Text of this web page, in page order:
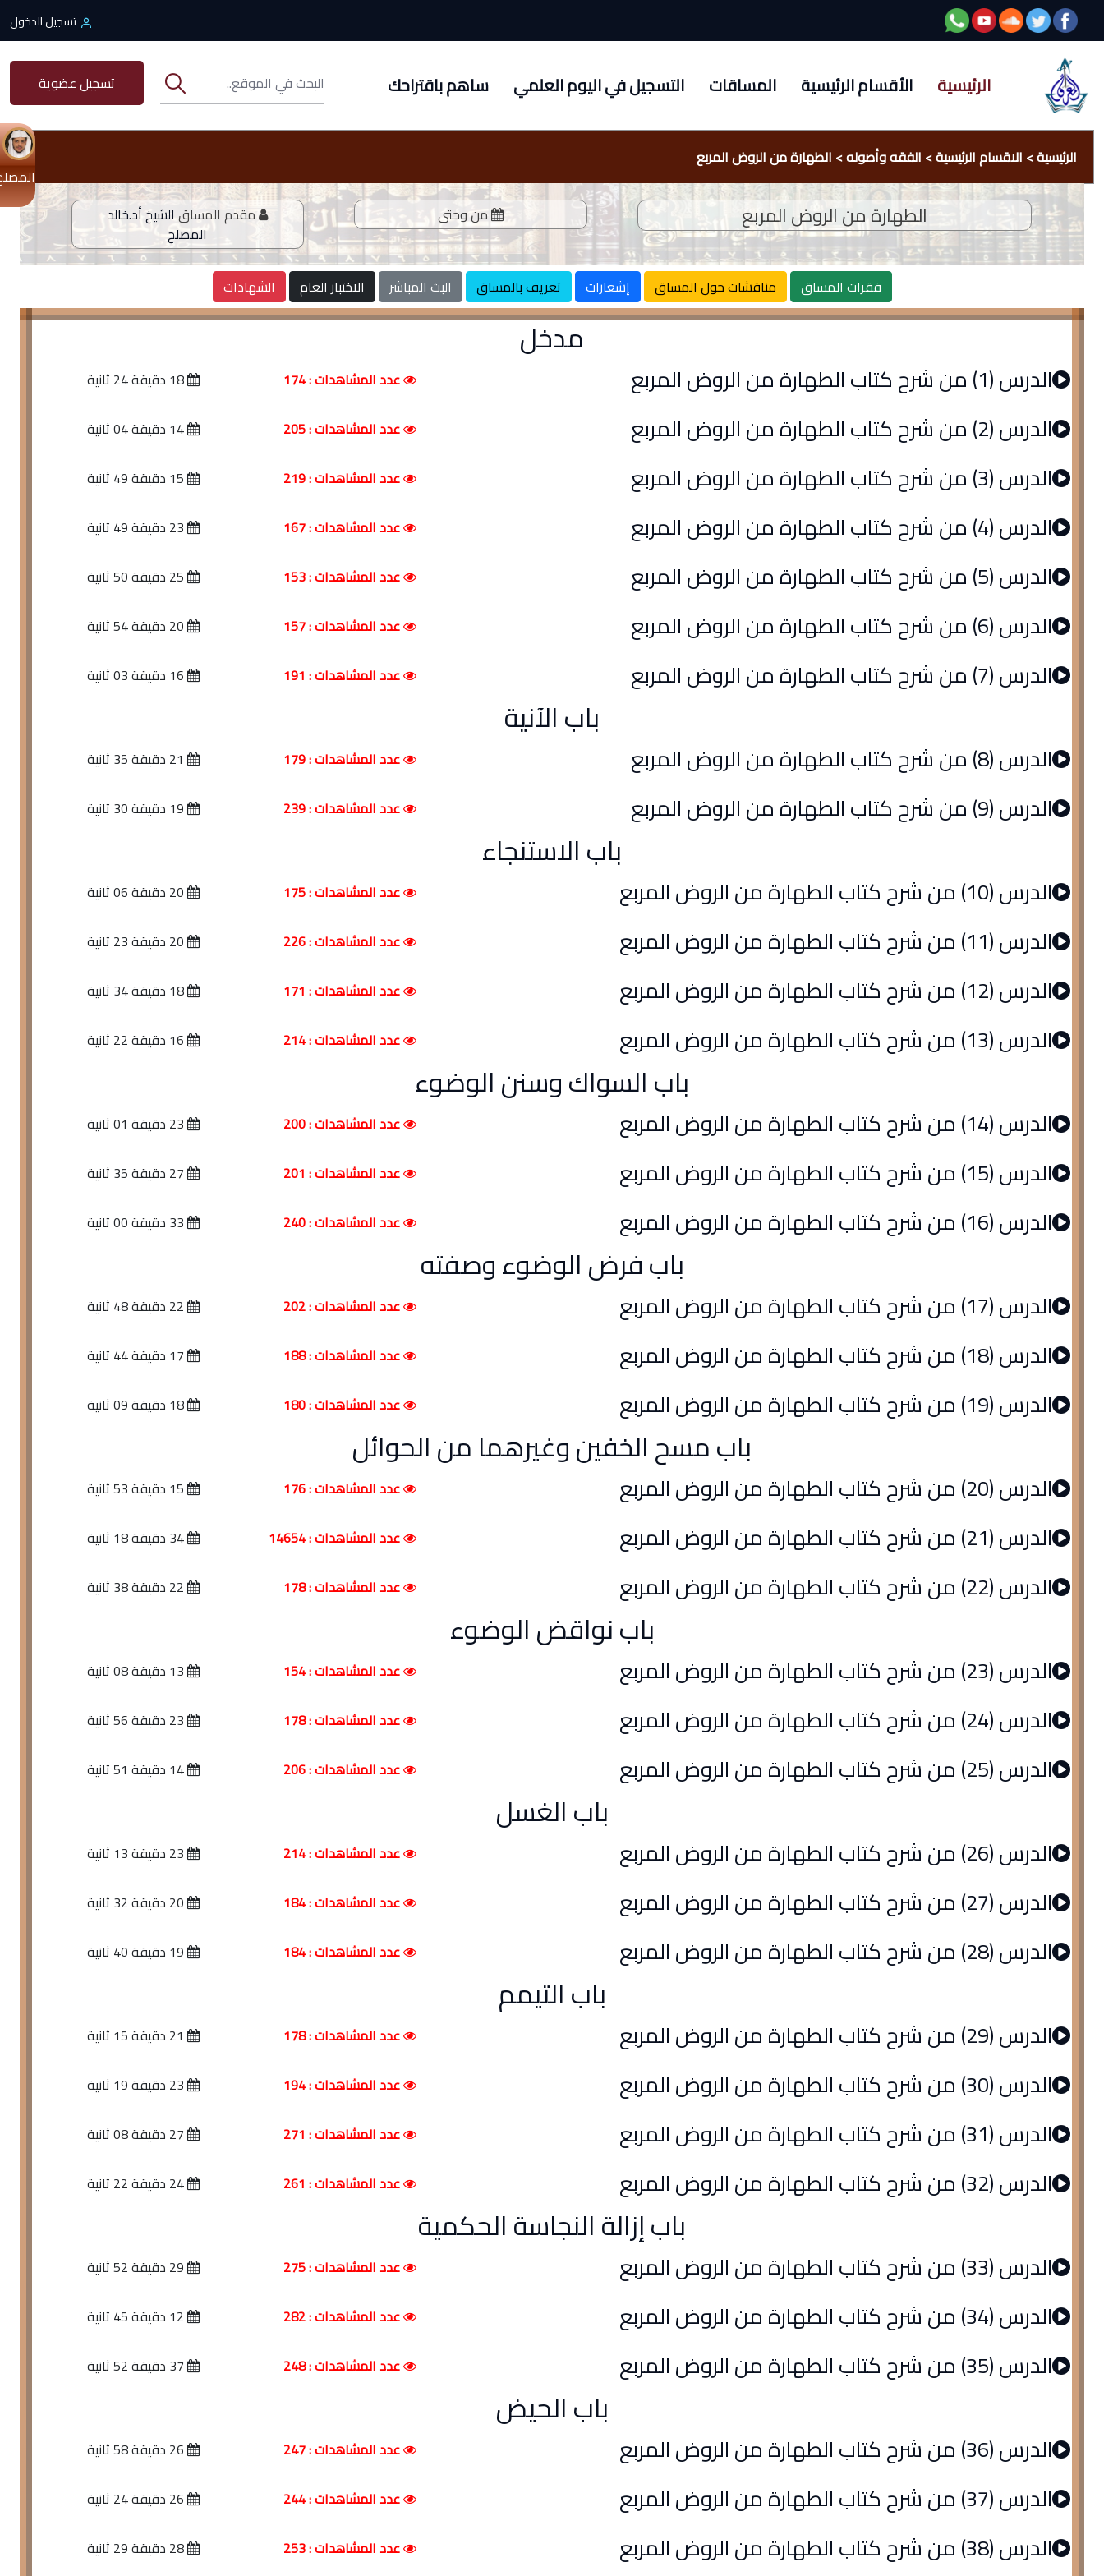
تسجيل الدخول
الرئيسية الأقسام الرئيسية المساقات التسجيل في اليوم العلمي ساهم باقتراحك تسجيل عضوية
الرئيسية> الاقسام الرئيسية> الفقه وأصوله> الطهارة من الروض المربع
الطهارة من الروض المربع منوحتى مقدم المساقالشيخ أد.خالد
المصلح
فقرات المساق مناقشات حول المساق إشعارات تعريف بالمساق البث المباشر الاختبار العام الشهادات
مدخل
الدرس (1) من شرح كتاب الطهارة من الروض المربع عدد المشاهدات : 174
الدرس (2) من شرح كتاب الطهارة من الروض المربع عدد المشاهدات : 205
الدرس (3) من شرح كتاب الطهارة من الروض المربع عدد المشاهدات : 219
الدرس (4) من شرح كتاب الطهارة من الروض المربع عدد المشاهدات : 167
الدرس (5) من شرح كتاب الطهارة من الروض المربع عدد المشاهدات : 153
الدرس (6) من شرح كتاب الطهارة من الروض المربع عدد المشاهدات : 157
الدرس (7) من شرح كتاب الطهارة من الروض المربع عدد المشاهدات : 191
باب الآنية
الدرس (8) من شرح كتاب الطهارة من الروض المربع عدد المشاهدات : 179
الدرس (9) من شرح كتاب الطهارة من الروض المربع عدد المشاهدات : 239
باب الاستنجاء
الدرس (10) من شرح كتاب الطهارة من الروض المربع عدد المشاهدات : 175
الدرس (11) من شرح كتاب الطهارة من الروض المربع عدد المشاهدات : 226
الدرس (12) من شرح كتاب الطهارة من الروض المربع عدد المشاهدات : 171
الدرس (13) من شرح كتاب الطهارة من الروض المربع عدد المشاهدات : 214
باب السواك وسنن الوضوء
الدرس (14) من شرح كتاب الطهارة من الروض المربع عدد المشاهدات : 200
الدرس (15) من شرح كتاب الطهارة من الروض المربع عدد المشاهدات : 201
الدرس (16) من شرح كتاب الطهارة من الروض المربع عدد المشاهدات : 240
باب فرض الوضوء وصفته
الدرس (17) من شرح كتاب الطهارة من الروض المربع عدد المشاهدات : 202
الدرس (18) من شرح كتاب الطهارة من الروض المربع عدد المشاهدات : 188
الدرس (19) من شرح كتاب الطهارة من الروض المربع عدد المشاهدات : 180
باب مسح الخفين وغيرهما من الحوائل
الدرس (20) من شرح كتاب الطهارة من الروض المربع عدد المشاهدات : 176
الدرس (21) من شرح كتاب الطهارة من الروض المربع عدد المشاهدات : 14654
الدرس (22) من شرح كتاب الطهارة من الروض المربع عدد المشاهدات : 178
باب نواقض الوضوء
الدرس (23) من شرح كتاب الطهارة من الروض المربع عدد المشاهدات : 154
الدرس (24) من شرح كتاب الطهارة من الروض المربع عدد المشاهدات : 178
الدرس (25) من شرح كتاب الطهارة من الروض المربع عدد المشاهدات : 206
باب الغسل
الدرس (26) من شرح كتاب الطهارة من الروض المربع عدد المشاهدات : 214
الدرس (27) من شرح كتاب الطهارة من الروض المربع عدد المشاهدات : 184
الدرس (28) من شرح كتاب الطهارة من الروض المربع عدد المشاهدات : 184
باب التيمم
الدرس (29) من شرح كتاب الطهارة من الروض المربع عدد المشاهدات : 178
الدرس (30) من شرح كتاب الطهارة من الروض المربع عدد المشاهدات : 194
الدرس (31) من شرح كتاب الطهارة من الروض المربع عدد المشاهدات : 271
الدرس (32) من شرح كتاب الطهارة من الروض المربع عدد المشاهدات : 261
باب إزالة النجاسة الحكمية
الدرس (33) من شرح كتاب الطهارة من الروض المربع عدد المشاهدات : 275
الدرس (34) من شرح كتاب الطهارة من الروض المربع عدد المشاهدات : 282
الدرس (35) من شرح كتاب الطهارة من الروض المربع عدد المشاهدات : 248
باب الحيض
الدرس (36) من شرح كتاب الطهارة من الروض المربع عدد المشاهدات : 247
الدرس (37) من شرح كتاب الطهارة من الروض المربع عدد المشاهدات : 244
الدرس (38) من شرح كتاب الطهارة من الروض المربع عدد المشاهدات : 253
الدرس (37) من كتاب الحج من الكافي في فقه
الدرس (36) من كتاب الحج من الكافي في فقه